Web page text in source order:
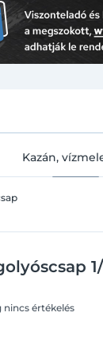
Kazán,
nincs értékelés